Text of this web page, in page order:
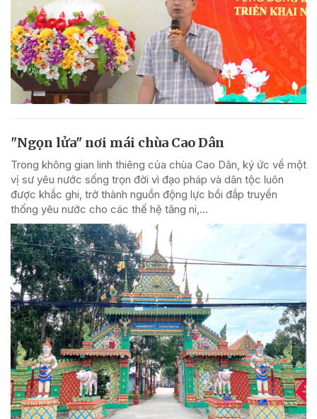
"Ngọn lửa" nơi mái chùa Cao Dân
Trong không gian linh thiêng của chùa Cao Dân, ký ức về một
vị sư yêu nước sống trọn đời vì đạo pháp và dân tộc luôn
được khắc ghi, trở thành nguồn động lực bồi đắp truyền
thống yêu nước cho các thế hệ tăng ni,...